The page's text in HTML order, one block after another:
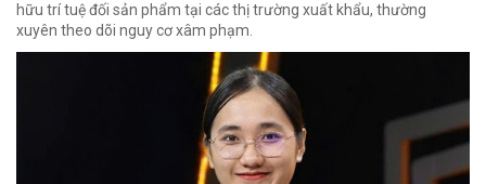
hữu trí tuệ đối sản phẩm tại các thị trường xuất khẩu, thường
xuyên theo dõi nguy cơ xâm phạm.